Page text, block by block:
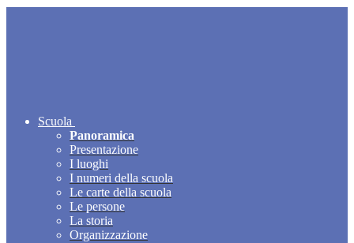
Scuola
Panoramica
Presentazione
I luoghi
I numeri della scuola
Le carte della scuola
Le persone
La storia
Organizzazione